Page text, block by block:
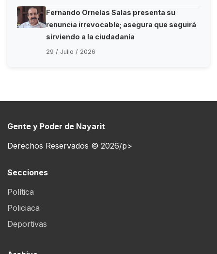
Fernando Ornelas Salas presenta su
renuncia irrevocable; asegura que seguirá
sirviendo a la ciudadanía
29 / Julio / 2026
Gente y Poder de Nayarit
Derechos Reservados © 2026/p>
Secciones
Política
Policiaca
Deportivas